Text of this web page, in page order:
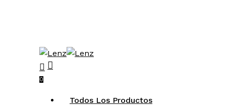
search
account
0
Todos Los Productos